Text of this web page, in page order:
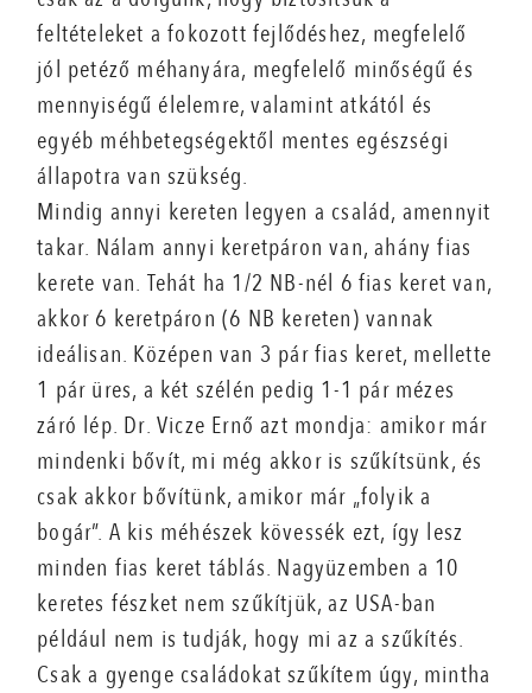
feltételeket a fokozott fejlődéshez, megfelelő
jól petéző méhanyára, megfelelő minőségű és
mennyiségű élelemre, valamint atkától és
egyéb méhbetegségektől mentes egészségi
állapotra van szükség.
Mindig annyi kereten legyen a család, amennyit
takar. Nálam annyi keretpáron van, ahány fias
kerete van. Tehát ha 1/2 NB-nél 6 fias keret van,
akkor 6 keretpáron (6 NB kereten) vannak
ideálisan. Középen van 3 pár fias keret, mellette
1 pár üres, a két szélén pedig 1-1 pár mézes
záró lép. Dr. Vicze Ernő azt mondja: amikor már
mindenki bővít, mi még akkor is szűkítsünk, és
csak akkor bővítünk, amikor már „folyik a
bogár”. A kis méhészek kövessék ezt, így lesz
minden fias keret táblás. Nagyüzemben a 10
keretes fészket nem szűkítjük, az USA-ban
például nem is tudják, hogy mi az a szűkítés.
Csak a gyenge családokat szűkítem úgy, mintha